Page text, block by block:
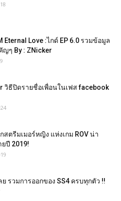
Eternal Love :ไกด์ EP 6.0 รวมข้อมูล
ๆ By : ZNicker
วิธีปิดรายชื่อเพื่อนในเฟส facebook
สตรีมเมอร์หญิง แห่งเกม ROV น่า
ปี 2019!
ย รวมการออกของ SS4 ครบทุกตัว !!